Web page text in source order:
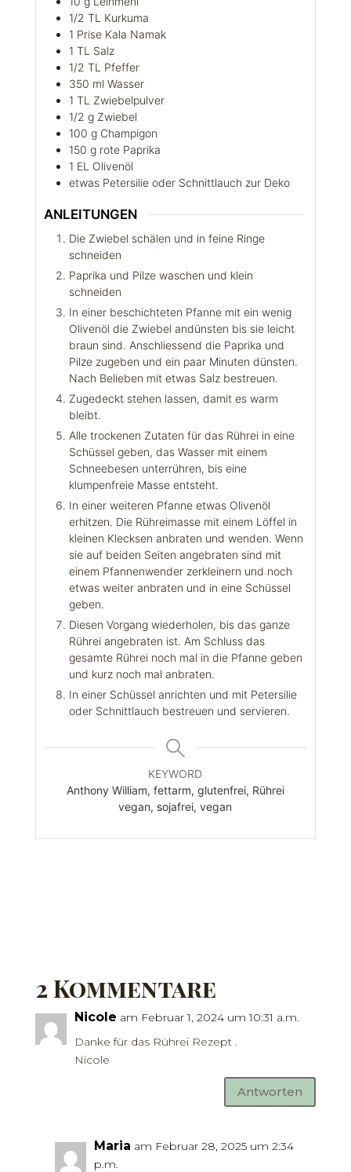
1/2 TL Kurkuma
1 Prise Kala Namak
1 TL Salz
1/2 TL Pfeffer
350 ml Wasser
1 TL Zwiebelpulver
1/2 g Zwiebel
100 g Champigon
150 g rote Paprika
1 EL Olivenöl
etwas Petersilie oder Schnittlauch zur Deko
ANLEITUNGEN
Die Zwiebel schälen und in feine Ringe
schneiden
Paprika und Pilze waschen und klein
schneiden
In einer beschichteten Pfanne mit ein wenig
Olivenöl die Zwiebel andünsten bis sie leicht
braun sind. Anschliessend die Paprika und
Pilze zugeben und ein paar Minuten dünsten.
Nach Belieben mit etwas Salz bestreuen.
Zugedeckt stehen lassen, damit es warm
bleibt.
Alle trockenen Zutaten für das Rührei in eine
Schüssel geben, das Wasser mit einem
Schneebesen unterrühren, bis eine
klumpenfreie Masse entsteht.
In einer weiteren Pfanne etwas Olivenöl
erhitzen. Die Rühreimasse mit einem Löffel in
kleinen Klecksen anbraten und wenden. Wenn
sie auf beiden Seiten angebraten sind mit
einem Pfannenwender zerkleinern und noch
etwas weiter anbraten und in eine Schüssel
geben.
Diesen Vorgang wiederholen, bis das ganze
Rührei angebraten ist. Am Schluss das
gesamte Rührei noch mal in die Pfanne geben
und kurz noch mal anbraten.
In einer Schüssel anrichten und mit Petersilie
oder Schnittlauch bestreuen und servieren.
KEYWORD
Anthony William, fettarm, glutenfrei, Rührei
vegan, sojafrei, vegan
2 Kommentare
Nicole am Februar 1, 2024 um 10:31 a.m.
Danke für das Rührei Rezept .
Nicole
Antworten
Maria am Februar 28, 2025 um 2:34
p.m.